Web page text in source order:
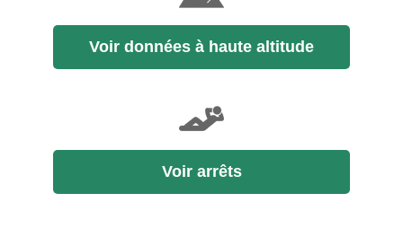
Voir données à haute altitude
Voir arrêts